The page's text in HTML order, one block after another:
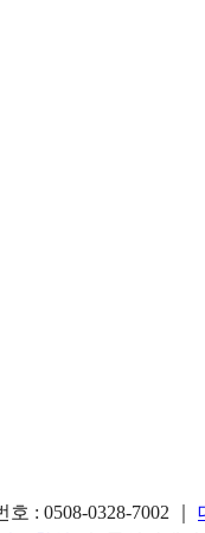
호 : 0508-0328-7002